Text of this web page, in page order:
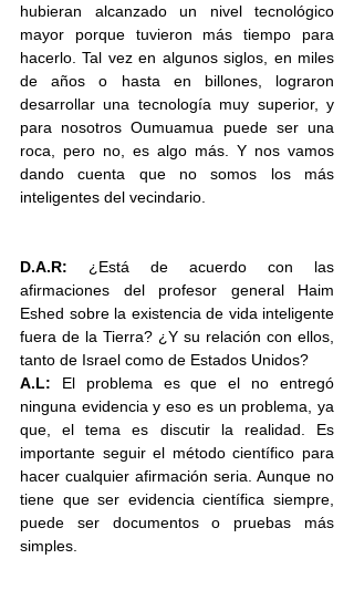
hubieran alcanzado un nivel tecnológico
mayor porque tuvieron más tiempo para
hacerlo. Tal vez en algunos siglos, en miles
de años o hasta en billones, lograron
desarrollar una tecnología muy superior, y
para nosotros Oumuamua puede ser una
roca, pero no, es algo más. Y nos vamos
dando cuenta que no somos los más
inteligentes del vecindario.
D.A.R: ¿Está de acuerdo con las
afirmaciones del profesor general Haim
Eshed sobre la existencia de vida inteligente
fuera de la Tierra? ¿Y su relación con ellos,
tanto de Israel como de Estados Unidos?
A.L: El problema es que el no entregó
ninguna evidencia y eso es un problema, ya
que, el tema es discutir la realidad. Es
importante seguir el método científico para
hacer cualquier afirmación seria. Aunque no
tiene que ser evidencia científica siempre,
puede ser documentos o pruebas más
simples.